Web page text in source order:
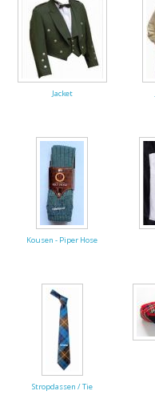
Jacket
Kousen - Piper Hose
Stropdassen / Tie